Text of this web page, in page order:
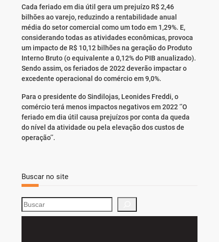
Cada feriado em dia útil gera um prejuízo R$ 2,46
bilhões ao varejo, reduzindo a rentabilidade anual
média do setor comercial como um todo em 1,29%. E,
considerando todas as atividades econômicas, provoca
um impacto de R$ 10,12 bilhões na geração do Produto
Interno Bruto (o equivalente a 0,12% do PIB anualizado).
Sendo assim, os feriados de 2022 deverão impactar o
excedente operacional do comércio em 9,0%.
Para o presidente do Sindilojas, Leonides Freddi, o
comércio terá menos impactos negativos em 2022 ‘’O
feriado em dia útil causa prejuízos por conta da queda
do nível da atividade ou pela elevação dos custos de
operação’’.
Buscar no site
S
e